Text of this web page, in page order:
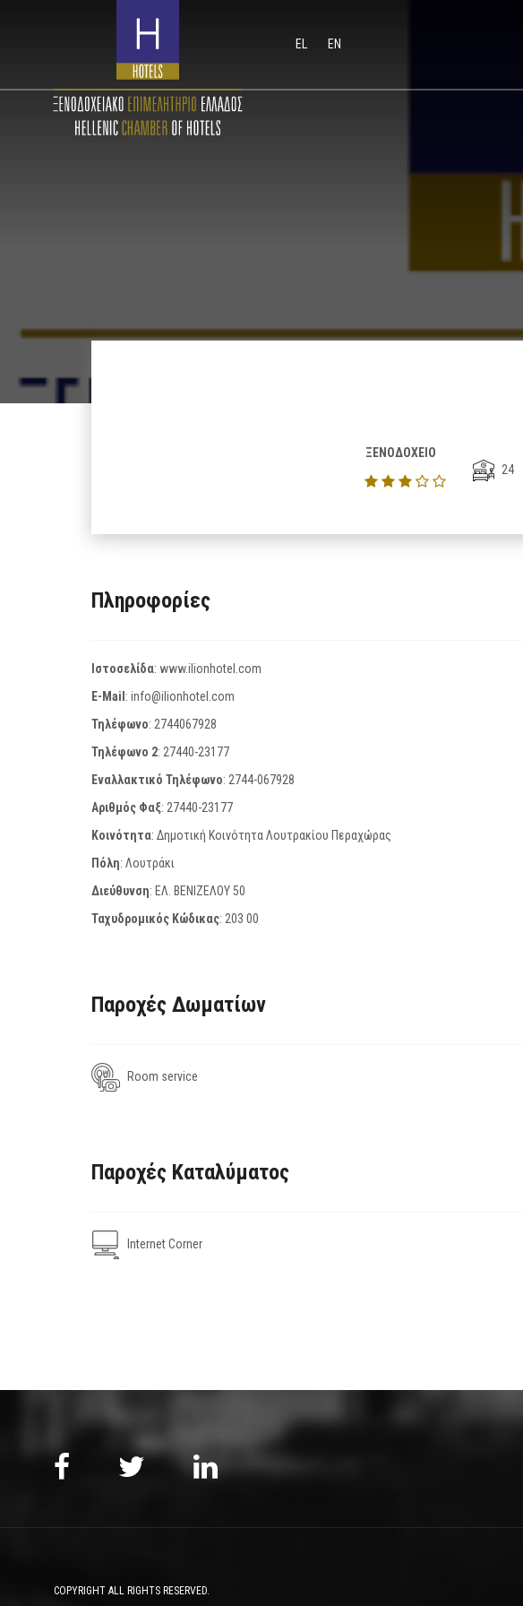
EL EN
ΞΕΝΟΔΟΧΕΙΟ
24
Πληροφορίες
Ιστοσελίδα: www.ilionhotel.com
E-Mail : info@ilionhotel.com
Τηλέφωνο: 2744067928
Τηλέφωνο 2: 27440-23177
Εναλλακτικό Τηλέφωνο: 2744-067928
Αριθμός Φαξ: 27440-23177
Κοινότητα: Δημοτική Κοινότητα Λουτρακίου Περαχώρας
Πόλη: Λουτράκι
Διεύθυνση: ΕΛ. ΒΕΝΙΖΕΛΟΥ 50
Ταχυδρομικός Κώδικας: 203 00
Παροχές Δωματίων
Room service
Παροχές Καταλύματος
Internet Corner
COPYRIGHT ALL RIGHTS RESERVED.